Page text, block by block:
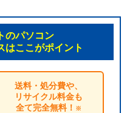
のパソコン
はここがポイント
送料・処分費や、
リサイクル料金も
全て完全無料！ ※